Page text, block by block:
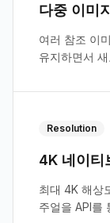
다중 이미
여러 참조 이
유지하면서
Resolution
4K 네이티
최대 4K 해상
주얼을 API를